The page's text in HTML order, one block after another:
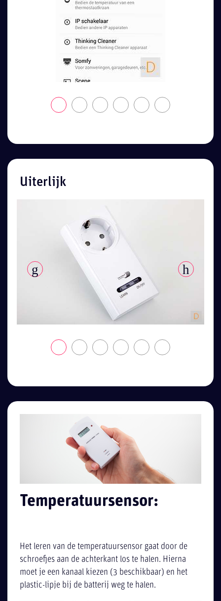
Uiterlijk
Temperatuursensor:
Het leren van de temperatuursensor gaat door de
schroefjes aan de achterkant los te halen. Hierna
moet je een kanaal kiezen (3 beschikbaar) en het
plastic-lipje bij de batterij weg te halen.